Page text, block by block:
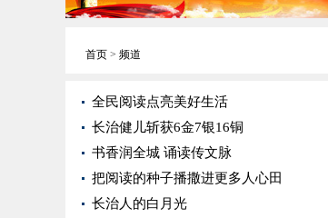
首页 > 频道
全民阅读点亮美好生活
长治健儿斩获6金7银16铜
书香润全城 诵读传文脉
把阅读的种子播撒进更多人心田
长治人的白月光